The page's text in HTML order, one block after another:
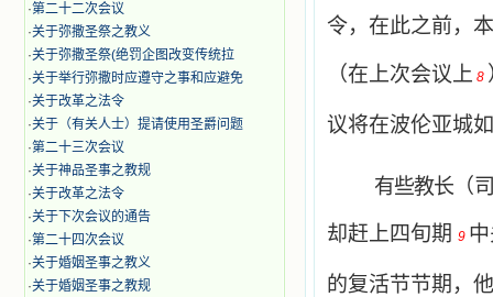
·第二十二次会议
·​关于弥撒圣祭之教义
·关于弥撒圣祭(绝罚企图改变传统拉
·关于举行弥撒时应遵守之事和应避免
·关于改革之法令
·关于（有关人士）提请使用圣爵问题
·第二十三次会议
·关于神品圣事之教规
·关于改革之法令
·关于下次会议的通告
·第二十四次会议
·关于婚姻圣事之教义
·关于婚姻圣事之教规
令，在此之前，
（在上次会议上 8
议将在波伦亚城
有些教长 （
却赶上四旬期 9
的复活节节期，